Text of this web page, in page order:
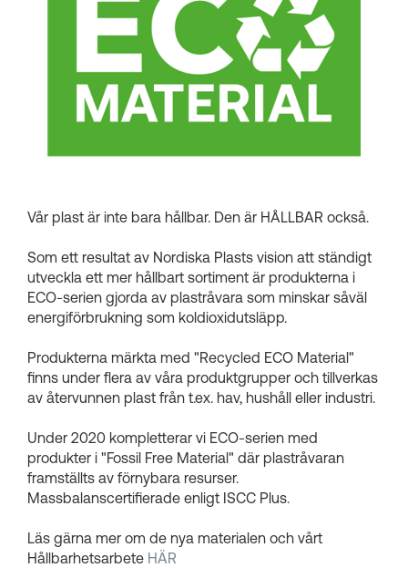
Hinkar & Tunnor
Kundkorgar
Vår plast är inte bara hållbar. Den är HÅLLBAR också.
Som ett resultat av Nordiska Plasts vision att ständigt
utveckla ett mer hållbart sortiment är produkterna i
ECO-serien gjorda av plastråvara som minskar såväl
energiförbrukning som koldioxidutsläpp.
Produkterna märkta med "Recycled ECO Material"
finns under flera av våra produktgrupper och tillverkas
av återvunnen plast från t.ex. hav, hushåll eller industri.
Under 2020 kompletterar vi ECO-serien med
produkter i "Fossil Free Material" där plastråvaran
framställts av förnybara resurser.
Massbalanscertifierade enligt ISCC Plus.
Läs gärna mer om de nya materialen och vårt
Hållbarhetsarbete HÄR